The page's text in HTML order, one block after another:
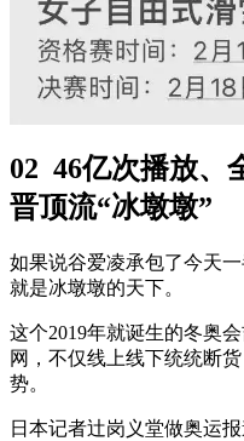
02 46亿次播放、
晋顶流“冰墩墩”
如果说谷爱凌承包了今天
就是冰墩墩的天下。
这个2019年就诞生的冬奥
网，不仅线上线下统统断
势。
日本记者辻岗义堂做奥运